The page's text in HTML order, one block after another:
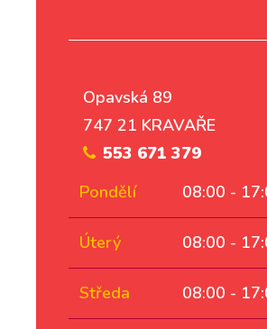
Opavská 89
747 21 KRAVAŘE
553 671 379
Pondělí
08:00 -
Úterý 08:00 -
Středa 08:00 -